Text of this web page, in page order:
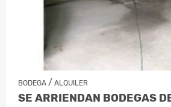
BODEGA / ALQUILER